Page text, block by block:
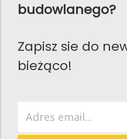
budowlanego?
Zapisz sie do
bieżąco!